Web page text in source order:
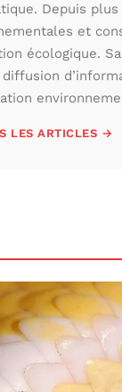
Depuis
et
écologique.
LES ARTICLES →